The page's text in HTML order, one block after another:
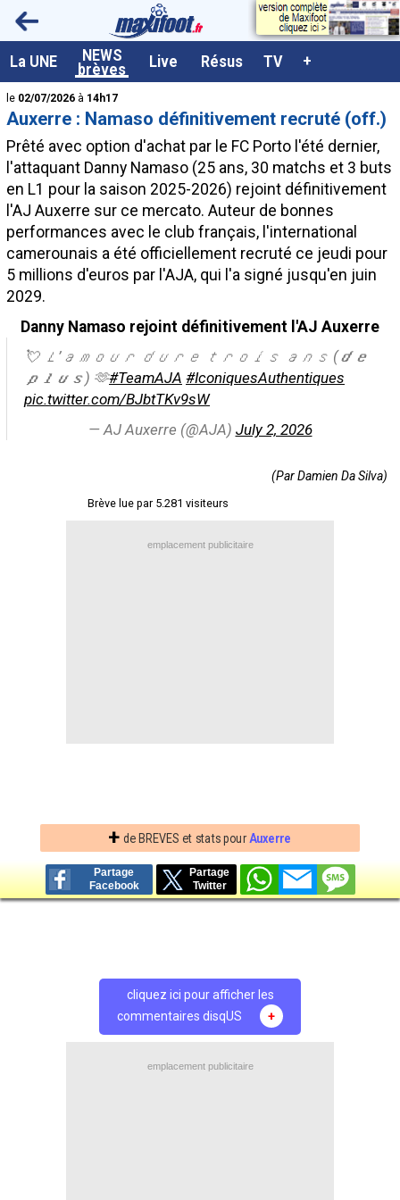
La UNE NEWS
brèves Live Résus TV +
<
le 02/07/2026 à 14h17
Auxerre : Namaso définitivement recruté (off.)
Prêté avec option d'achat par le FC Porto l'été dernier,
l'attaquant Danny Namaso (25 ans, 30 matchs et 3 buts
en L1 pour la saison 2025-2026) rejoint définitivement
l'AJ Auxerre sur ce mercato. Auteur de bonnes
performances avec le club français, l'international
camerounais a été officiellement recruté ce jeudi pour
5 millions d'euros par l'AJA, qui l'a signé jusqu'en juin
2029.
Danny Namaso rejoint définitivement l'AJ Auxerre
💘 𝐿’𝑎𝑚𝑜𝑢𝑟 𝑑𝑢𝑟𝑒 𝑡𝑟𝑜𝑖𝑠 𝑎𝑛𝑠 (𝒅𝒆
𝒑𝒍𝒖𝒔) 🫶#TeamAJA #IconiquesAuthentiques
pic.twitter.com/BJbtTKv9sW
— AJ Auxerre (@AJA) July 2, 2026
(Par Damien Da Silva)
Brève lue par 5.281 visiteurs
emplacement publicitaire
+ de BREVES et stats pour Auxerre
Partage
Facebook
Partage
Twitter
cliquez ici pour afficher les
commentaires disqUS
+
emplacement publicitaire
A la UNE
Dernières brèves
Live / Matchs en direct
Résultats et Classements
Class. buteurs européens
Programme TV foot
Vidéos
Sondages
Tableau transferts L1
Taille de la police
Paramètrages / Options
Contact / Signaler un bug